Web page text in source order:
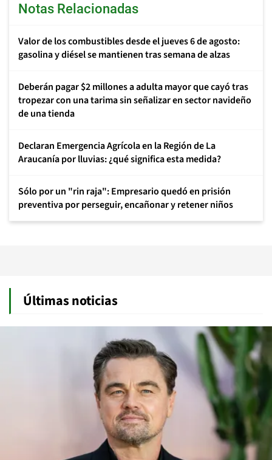
Notas Relacionadas
Valor de los combustibles desde el jueves 6 de agosto:
gasolina y diésel se mantienen tras semana de alzas
Deberán pagar $2 millones a adulta mayor que cayó tras
tropezar con una tarima sin señalizar en sector navideño
de una tienda
Declaran Emergencia Agrícola en la Región de La
Araucanía por lluvias: ¿qué significa esta medida?
Sólo por un "rin raja": Empresario quedó en prisión
preventiva por perseguir, encañonar y retener niños
Últimas noticias